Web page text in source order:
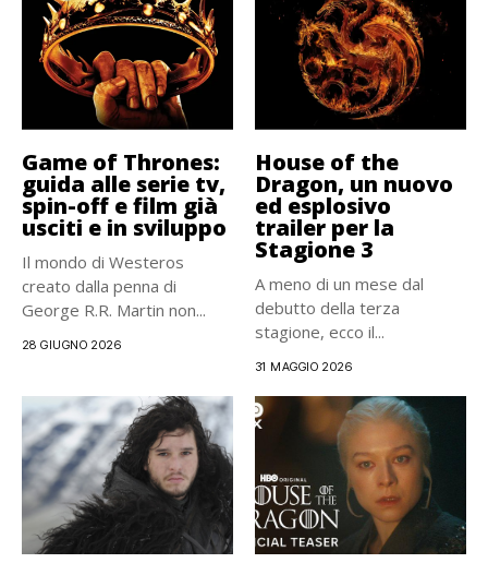
Game of Thrones:
guida alle serie tv,
spin-off e film già
usciti e in sviluppo
Il mondo di Westeros
creato dalla penna di
George R.R. Martin non...
28 GIUGNO 2026
House of the
Dragon, un nuovo
ed esplosivo
trailer per la
Stagione 3
A meno di un mese dal
debutto della terza
stagione, ecco il...
31 MAGGIO 2026